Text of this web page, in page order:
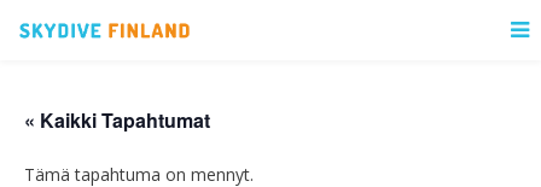
« Kaikki Tapahtumat
Tämä tapahtuma on mennyt.